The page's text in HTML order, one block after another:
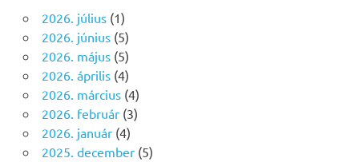
2026. július(1)
2026. június(5)
2026. május(5)
2026. április(4)
2026. március(4)
2026. február(3)
2026. január(4)
2025. december(5)